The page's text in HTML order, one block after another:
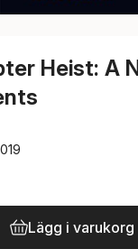
Heist: A
Lägg i varukorg